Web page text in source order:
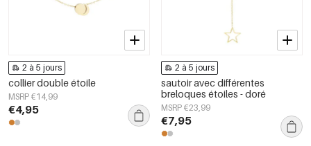
2 à 5 jours
collier double étoile
MSRP €14,99
€4,95
2 à 5 jours
sautoir avec différentes
breloques étoiles - doré
MSRP €23,99
€7,95